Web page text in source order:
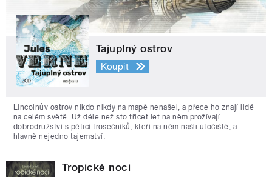
Tajuplný ostrov
Koupit
Lincolnův ostrov nikdo nikdy na mapě nenašel, a přece ho znají lidé
na celém světě. Už déle než sto třicet let na něm prožívají
dobrodružství s pěticí trosečníků, kteří na něm našli útočiště, a
hlavně nejedno tajemství.
Tropické noci